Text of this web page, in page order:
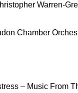
Warren-
Chamber
– Music From